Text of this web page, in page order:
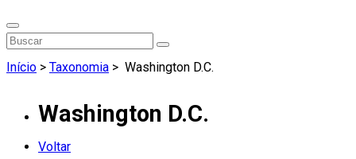
Início > Taxonomia > Washington D.C.
Washington D.C.
Voltar